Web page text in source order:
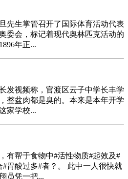
先生掌管召开了国际体育活动代表
委会，标记着现代奥林匹克活动的
年正...
发视频称，官渡区云子中学长丰学
整盆肉都是臭的。本来是本年开学
家学校...
有帮于食物中#活性物质#起效及#
胃酸过多#者？。 此中一人很快就
员凭一把...